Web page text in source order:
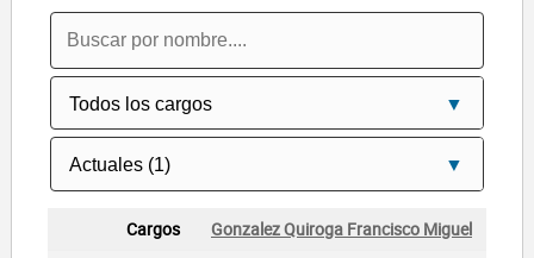
Gonzalez Quiroga Francisco Miguel